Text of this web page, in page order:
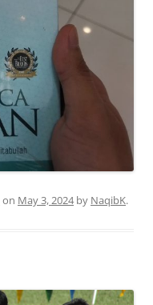
on May 3, 2024by NaqibK.